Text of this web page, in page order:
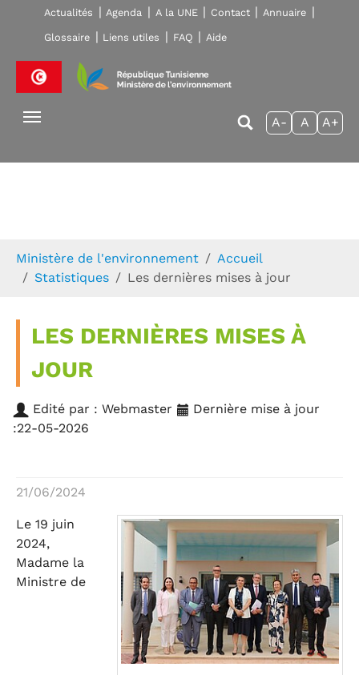
Skip to main navigation
Aller au contenu principal
Skip to page footer
Actualités Agenda A la UNE Contact Annuaire
Glossaire Liens utiles FAQ Aide
A- A A+
Ministère de l'environnement
Accueil
Statistiques
Les dernières mises à jour
LES DERNIÈRES MISES À
JOUR
Edité par : Webmaster
Dernière mise à jour
:22-05-2026
21/06/2024
Le 19 juin
2024,
Madame la
Ministre de